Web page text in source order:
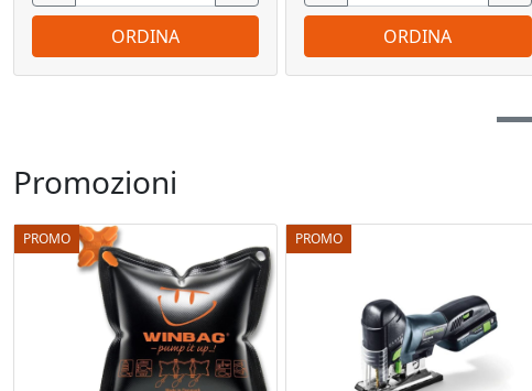
Promozioni
PROMO PROMO
ORDINA ORDINA